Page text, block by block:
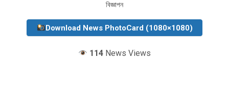
বিজ্ঞাপন
Download News PhotoCard (1080×1080)
114 News Views